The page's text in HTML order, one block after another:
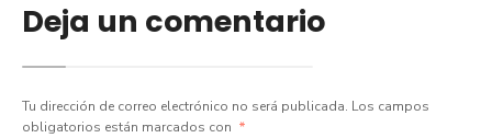
Deja un comentario
Tu dirección de correo electrónico no será publicada. Los campos
obligatorios están marcados con *